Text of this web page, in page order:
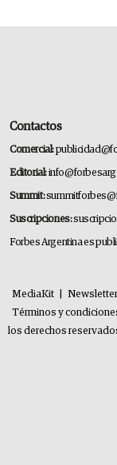
Contactos
Comercial:
Editorial:
Summit:
Suscripciones:
Forbes Argentina es
MediaKit Newsletter
Términos y
los derechos